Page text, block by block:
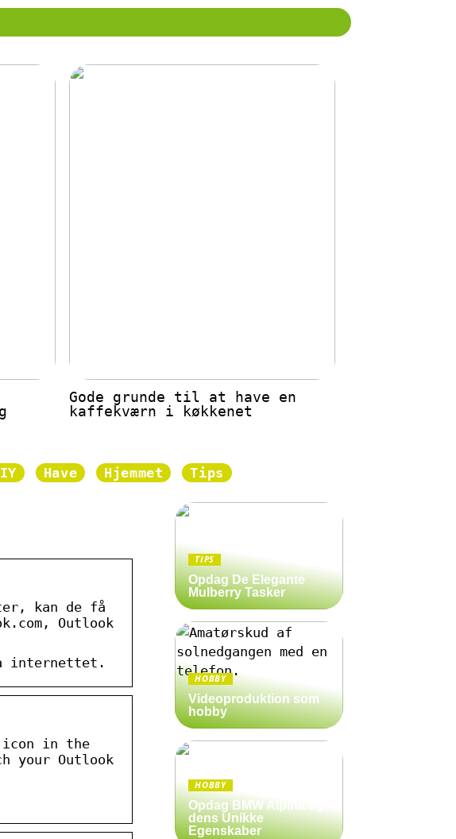
Gode grunde til at have en
kaffekværn i køkkenet
Have Hjemmet Tips
kan de få
Outlook
internettet.
in the
your Outlook
TIPS
Opdag De Elegante
Mulberry Tasker
HOBBY
Videoproduktion som
hobby
HOBBY
Opdag BMW Alpina og
dens Unikke
Egenskaber